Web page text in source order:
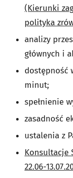
(Kierunki
polityka
analizy
głównych i
dostępność
minut;
spełnienie
zasadność
ustalenia z
Konsultacje
22.06-